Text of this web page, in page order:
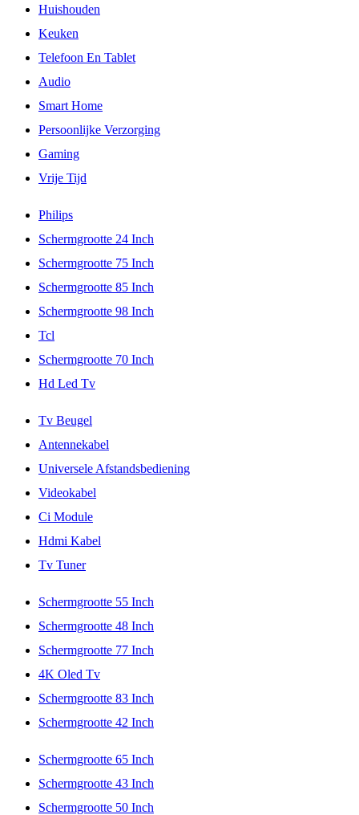
Huishouden
Keuken
Telefoon En Tablet
Audio
Smart Home
Persoonlijke Verzorging
Gaming
Vrije Tijd
Philips
Schermgrootte 24 Inch
Schermgrootte 75 Inch
Schermgrootte 85 Inch
Schermgrootte 98 Inch
Tcl
Schermgrootte 70 Inch
Hd Led Tv
Tv Beugel
Antennekabel
Universele Afstandsbediening
Videokabel
Ci Module
Hdmi Kabel
Tv Tuner
Schermgrootte 55 Inch
Schermgrootte 48 Inch
Schermgrootte 77 Inch
4K Oled Tv
Schermgrootte 83 Inch
Schermgrootte 42 Inch
Schermgrootte 65 Inch
Schermgrootte 43 Inch
Schermgrootte 50 Inch